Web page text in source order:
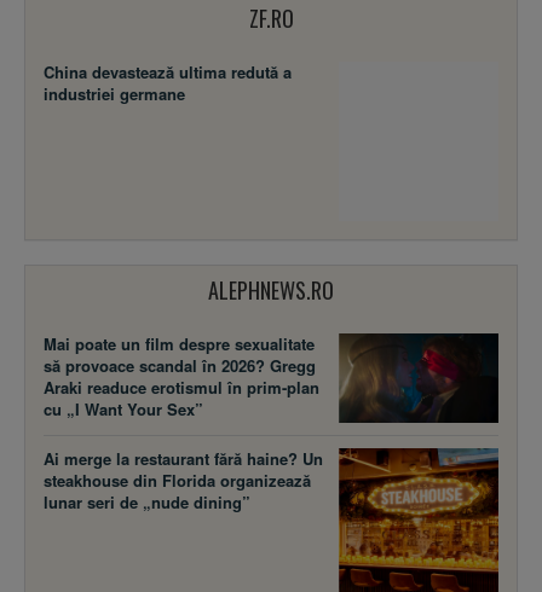
ZF.RO
China devastează ultima redută a
industriei germane
ALEPHNEWS.RO
Mai poate un film despre sexualitate
să provoace scandal în 2026? Gregg
Araki readuce erotismul în prim-plan
cu „I Want Your Sex”
Ai merge la restaurant fără haine? Un
steakhouse din Florida organizează
lunar seri de „nude dining”